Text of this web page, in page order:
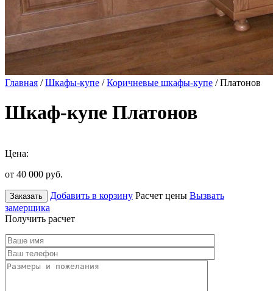
Главная /Шкафы-купе /Коричневые шкафы-купе / Платонов
Шкаф-купе Платонов
Цена:
от 40 000 руб.
Заказать Добавить в корзину Расчет цены Вызвать
замерщика
Получить расчет